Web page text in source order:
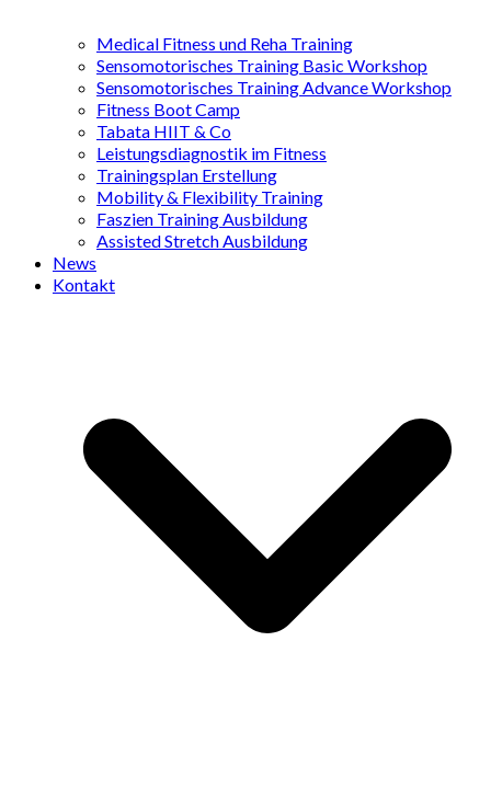
Medical Fitness und Reha Training
Sensomotorisches Training Basic Workshop
Sensomotorisches Training Advance Workshop
Fitness Boot Camp
Tabata HIIT & Co
Leistungsdiagnostik im Fitness
Trainingsplan Erstellung
Mobility & Flexibility Training
Faszien Training Ausbildung
Assisted Stretch Ausbildung
News
Kontakt